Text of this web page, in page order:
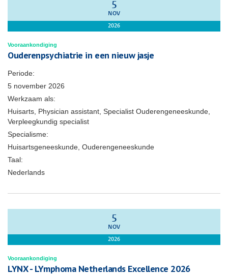
5
NOV
2026
Vooraankondiging
Ouderenpsychiatrie in een nieuw jasje
Periode:
5 november 2026
Werkzaam als:
Huisarts, Physician assistant, Specialist Ouderengeneeskunde,
Verpleegkundig specialist
Specialisme:
Huisartsgeneeskunde, Ouderengeneeskunde
Taal:
Nederlands
5
NOV
2026
Vooraankondiging
LYNX - LYmphoma Netherlands Excellence 2026